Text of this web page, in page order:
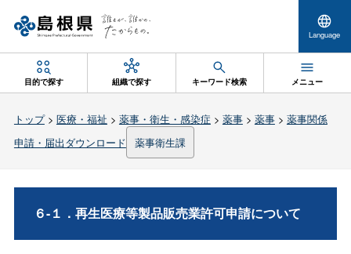
Language
目的で探す 組織で探す キーワード検索 メニュー
トップ> 医療・福祉 > 薬事・衛生・感染症 > 薬事> 薬事> 薬事関係
申請・届出ダウンロード
薬事衛生課
６-１．再生医療等製品販売業許可申請について